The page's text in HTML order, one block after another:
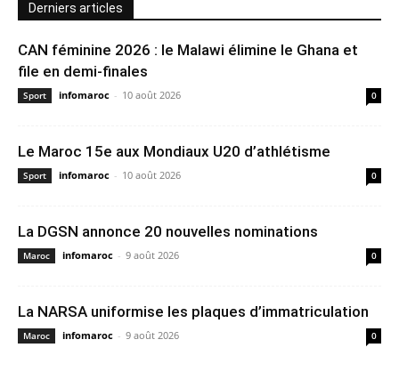
Derniers articles
CAN féminine 2026 : le Malawi élimine le Ghana et
file en demi-finales
Sport infomaroc - 10 août 2026 0
Le Maroc 15e aux Mondiaux U20 d’athlétisme
Sport infomaroc - 10 août 2026 0
La DGSN annonce 20 nouvelles nominations
Maroc infomaroc - 9 août 2026 0
La NARSA uniformise les plaques d’immatriculation
Maroc infomaroc - 9 août 2026 0